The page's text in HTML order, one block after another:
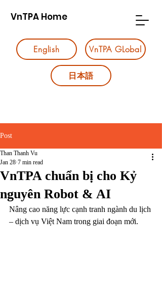
VnTPA Home
English VnTPA GLobal
日本語
Post
VnTPA chuẩn bị cho Kỷ
nguyên Robot & AI
Than Thanh Vu
Jan 28 7 min read
Nâng cao năng lực cạnh tranh ngành du lịch
– dịch vụ Việt Nam trong giai đoạn mới.